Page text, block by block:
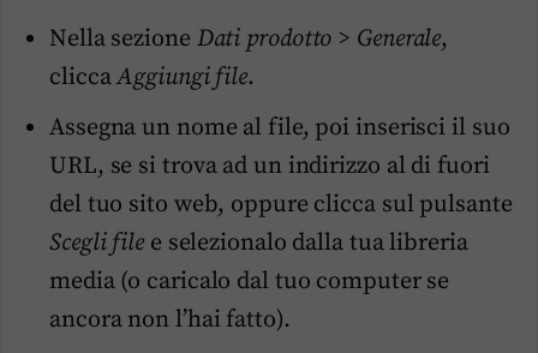
Nella sezione Dati prodotto > Generale,
cliccaAggiungi file.
Assegna un nome al file, poi inserisci il suo
URL, se si trova ad un indirizzo al di fuori
del tuo sito web, oppure clicca sul pulsante
Scegli filee selezionalo dalla tua libreria
media (o caricalo dal tuo computer se
ancora non l’hai fatto).